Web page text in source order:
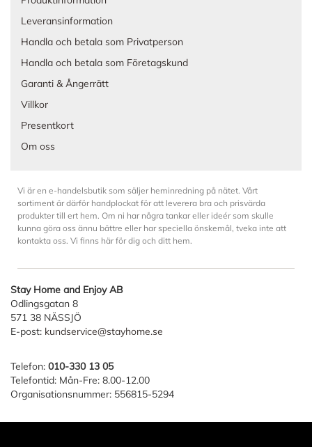
Leveransinformation
Handla och betala som Privatperson
Handla och betala som Företagskund
Garanti & Ångerrätt
Villkor
Presentkort
Om oss
Vi är en e-handelsbutik som säljer heminredning på nätet. Vårt
sortiment är därför handplockat för att leverera bra och prisvärda
produkter till ert hem. Om ni har några tankar eller ideér som skulle
kunna göra oss ännu bättre eller har speciella önskemål, tveka inte att
kontakta oss. Vi finns här för dig och ditt hem.
Stay Home and Enjoy AB
Odlingsgatan 8
571 38 NÄSSJÖ
E-post: kundservice@stayhome.se
Telefon: 010-330 13 05
Telefontid: Mån-Fre: 8.00-12.00
Organisationsnummer: 556815-5294